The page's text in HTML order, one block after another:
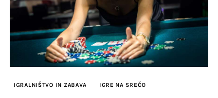
Lifestyle
Zdravje
Tech
IGRALNIŠTVO IN ZABAVA IGRE NA SREČO